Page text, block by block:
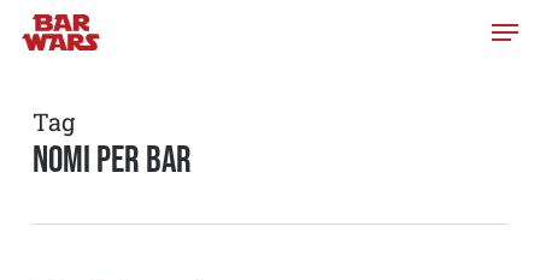
Skip
content
Tag
nomi per bar